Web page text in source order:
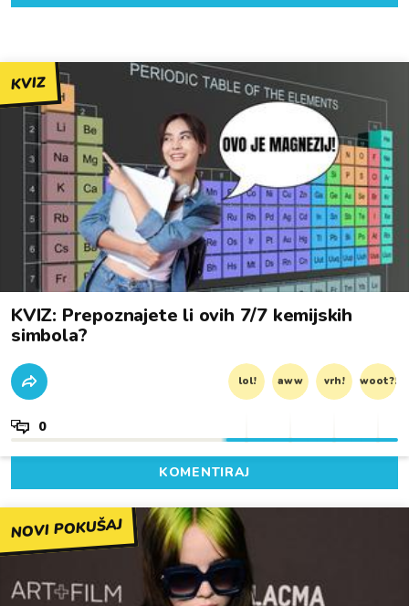
KVIZ
KVIZ: Prepoznajete li ovih 7/7 kemijskih
simbola?
lol! aww vrh! woot?!
0
KOMENTIRAJ
NOVI POKUŠAJ